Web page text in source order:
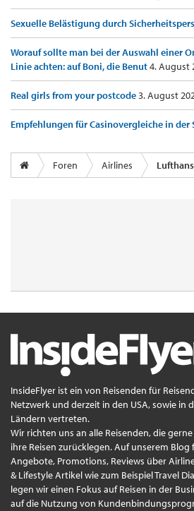
Sexuelle Belästigung durch
Worauf sollte man bei der Auswahl einer
Linie achten: auf Boni, die Benut4. August
Real girls from your postcode3. August
Empfehlungen für Casinovergleiche in der
Foren Airlines
InsideFlyer ist ein von Reisenden für
Netzwerk und derzeit in den USA, sowie in
Ländern vertreten.
Wir richten uns an alle Reisenden, die
ihre Reisen zurücklegen. Auf unserem
Angebote, Promotions, Reviews über
& Lifestyle Artikel wie zum Beispiel Travel
legen wir einen Fokus auf Reisen in der
auf die Nutzung von